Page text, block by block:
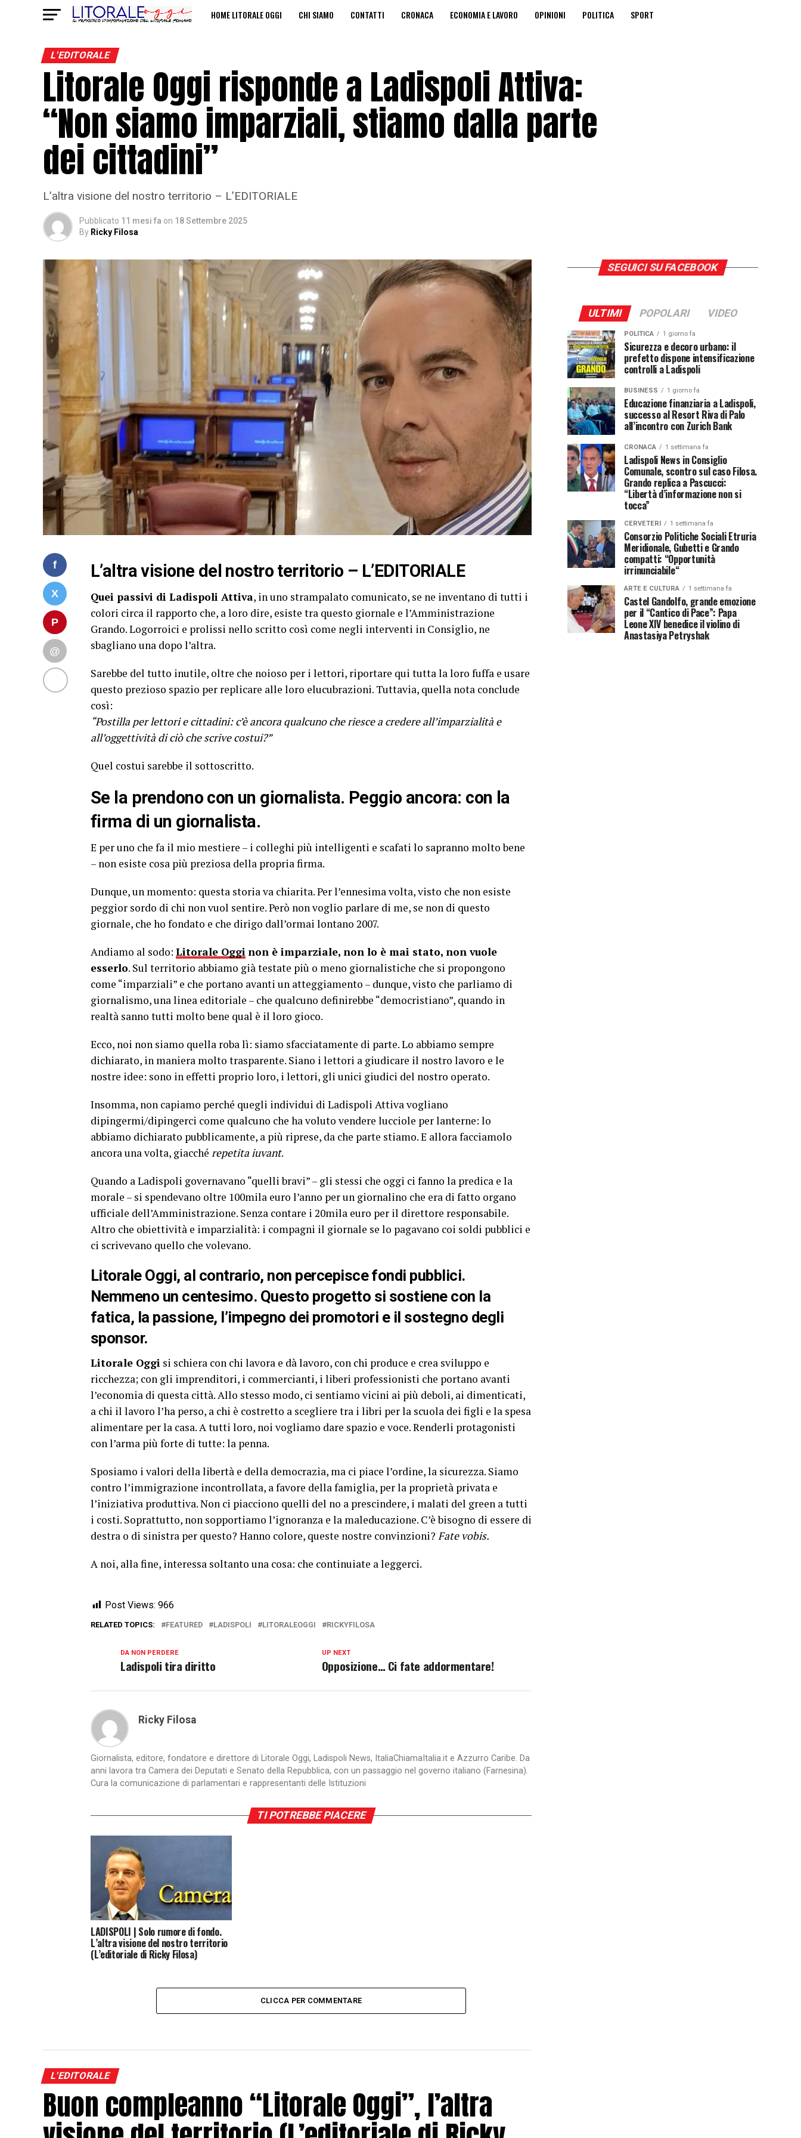
HOME LITORALE OGGI CHI SIAMO CONTATTI CRONACA ECONOMIA E LAVORO OPINIONI POLITICA SPORT
L'EDITORALE
Litorale Oggi risponde a Ladispoli Attiva:
“Non siamo imparziali, stiamo dalla parte
dei cittadini”
L’altra visione del nostro territorio – L’EDITORIALE
Pubblicato 11 mesi fa on 18 Settembre 2025
By Ricky Filosa
L’altra visione del nostro territorio – L’EDITORIALE
Quei passivi di Ladispoli Attiva, in uno strampalato comunicato, se ne inventano di tutti i
colori circa il rapporto che, a loro dire, esiste tra questo giornale e l’Amministrazione
Grando. Logorroici e prolissi nello scritto così come negli interventi in Consiglio, ne
sbagliano una dopo l’altra.
Sarebbe del tutto inutile, oltre che noioso per i lettori, riportare qui tutta la loro fuffa e usare
questo prezioso spazio per replicare alle loro elucubrazioni. Tuttavia, quella nota conclude
così:
“Postilla per lettori e cittadini: c’è ancora qualcuno che riesce a credere all’imparzialità e
all’oggettività di ciò che scrive costui?”
Quel costui sarebbe il sottoscritto.
Se la prendono con un giornalista. Peggio ancora: con la
firma di un giornalista.
E per uno che fa il mio mestiere – i colleghi più intelligenti e scafati lo sapranno molto bene
– non esiste cosa più preziosa della propria firma.
Dunque, un momento: questa storia va chiarita. Per l’ennesima volta, visto che non esiste
peggior sordo di chi non vuol sentire. Però non voglio parlare di me, se non di questo
giornale, che ho fondato e che dirigo dall’ormai lontano 2007.
Andiamo al sodo: Litorale Ogginon è imparziale, non lo è mai stato, non vuole
esserlo. Sul territorio abbiamo già testate più o meno giornalistiche che si propongono
come “imparziali” e che portano avanti un atteggiamento – dunque, visto che parliamo di
giornalismo, una linea editoriale – che qualcuno definirebbe “democristiano”, quando in
realtà sanno tutti molto bene qual è il loro gioco.
Ecco, noi non siamo quella roba lì: siamo sfacciatamente di parte. Lo abbiamo sempre
dichiarato, in maniera molto trasparente. Siano i lettori a giudicare il nostro lavoro e le
nostre idee: sono in effetti proprio loro, i lettori, gli unici giudici del nostro operato.
Insomma, non capiamo perché quegli individui di Ladispoli Attiva vogliano
dipingermi/dipingerci come qualcuno che ha voluto vendere lucciole per lanterne: lo
abbiamo dichiarato pubblicamente, a più riprese, da che parte stiamo. E allora facciamolo
ancora una volta, giacché repetita iuvant.
Quando a Ladispoli governavano “quelli bravi” – gli stessi che oggi ci fanno la predica e la
morale – si spendevano oltre 100mila euro l’anno per un giornalino che era di fatto organo
ufficiale dell’Amministrazione. Senza contare i 20mila euro per il direttore responsabile.
Altro che obiettività e imparzialità: i compagni il giornale se lo pagavano coi soldi pubblici e
ci scrivevano quello che volevano.
Litorale Oggi, al contrario, non percepisce fondi pubblici.
Nemmeno un centesimo. Questo progetto si sostiene con la
fatica, la passione, l’impegno dei promotori e il sostegno degli
sponsor.
Litorale Oggi si schiera con chi lavora e dà lavoro, con chi produce e crea sviluppo e
ricchezza; con gli imprenditori, i commercianti, i liberi professionisti che portano avanti
l’economia di questa città. Allo stesso modo, ci sentiamo vicini ai più deboli, ai dimenticati,
a chi il lavoro l’ha perso, a chi è costretto a scegliere tra i libri per la scuola dei figli e la spesa
alimentare per la casa. A tutti loro, noi vogliamo dare spazio e voce. Renderli protagonisti
con l’arma più forte di tutte: la penna.
Sposiamo i valori della libertà e della democrazia, ma ci piace l’ordine, la sicurezza. Siamo
contro l’immigrazione incontrollata, a favore della famiglia, per la proprietà privata e
l’iniziativa produttiva. Non ci piacciono quelli del no a prescindere, i malati del green a tutti
i costi. Soprattutto, non sopportiamo l’ignoranza e la maleducazione. C’è bisogno di essere di
destra o di sinistra per questo? Hanno colore, queste nostre convinzioni? Fate vobis.
A noi, alla fine, interessa soltanto una cosa: che continuiate a leggerci.
Post Views: 966
RELATED TOPICS: FEATURED LADISPOLI LITORALEOGGI RICKYFILOSA
UP NEXT
Opposizione… Ci fate addormentare!
DA NON PERDERE
Ladispoli tira diritto
Ricky Filosa
Giornalista, editore, fondatore e direttore di Litorale Oggi, Ladispoli News, ItaliaChiamaItalia.it e Azzurro Caribe. Da
anni lavora tra Camera dei Deputati e Senato della Repubblica, con un passaggio nel governo italiano (Farnesina).
Cura la comunicazione di parlamentari e rappresentanti delle Istituzioni
TI POTREBBE PIACERE
LADISPOLI | Solo rumore di fondo.
L’altra visione del nostro territorio
(L’editoriale di Ricky Filosa)
CLICCA PER COMMENTARE
L'EDITORALE
Buon compleanno “Litorale Oggi”, l’altra
SEGUICI SU FACEBOOK
ULTIMI POPOLARI VIDEO
POLITICA 1 giorno fa
Sicurezza e decoro urbano: il
prefetto dispone intensificazione
controlli a Ladispoli
BUSINESS 1 giorno fa
Educazione finanziaria a Ladispoli,
successo al Resort Riva di Palo
all’incontro con Zurich Bank
CRONACA 1 settimana fa
Ladispoli News in Consiglio
Comunale, scontro sul caso Filosa.
Grando replica a Pascucci:
“Libertà d’informazione non si
tocca”
CERVETERI 1 settimana fa
Consorzio Politiche Sociali Etruria
Meridionale, Gubetti e Grando
compatti: “Opportunità
irrinunciabile“
ARTE E CULTURA 1 settimana fa
Castel Gandolfo, grande emozione
per il “Cantico di Pace”: Papa
Leone XIV benedice il violino di
Anastasiya Petryshak